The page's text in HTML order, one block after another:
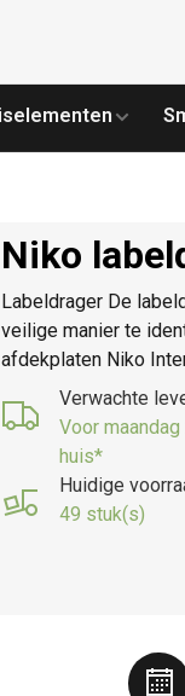
Niko
Labeldrager De
veilige manier te
afdekplaten Niko
Verwachte
Voor
huis*
Huidige
49 stuk(s)